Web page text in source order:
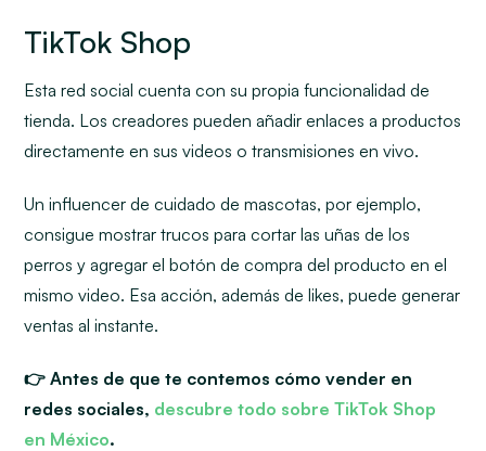
TikTok Shop
Esta red social cuenta con su propia funcionalidad de
tienda. Los creadores pueden añadir enlaces a productos
directamente en sus videos o transmisiones en vivo.
Un influencer de cuidado de mascotas, por ejemplo,
consigue mostrar trucos para cortar las uñas de los
perros y agregar el botón de compra del producto en el
mismo video. Esa acción, además delikes, puede generar
ventas al instante.
👉 Antes de que te contemos cómo vender en
redes sociales, descubre todo sobre TikTok Shop
en México.